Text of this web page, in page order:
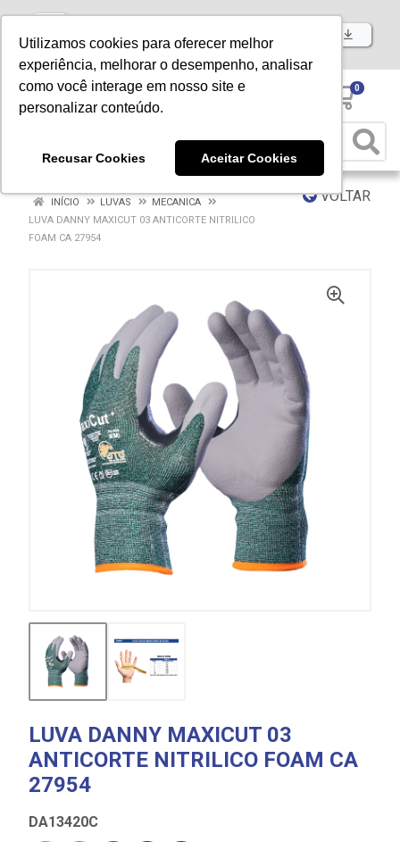
Utilizamos cookies para oferecer melhor
experiência, melhorar o desempenho, analisar
como você interage em nosso site e
personalizar conteúdo.
Recusar Cookies Aceitar Cookies
Baixe já nosso APP
0
VOLTAR
INÍCIO LUVAS
MECANICA
LUVA DANNY MAXICUT 03 ANTICORTE NITRILICO
FOAM CA 27954
LUVA DANNY MAXICUT 03
ANTICORTE NITRILICO FOAM CA
27954
DA13420C